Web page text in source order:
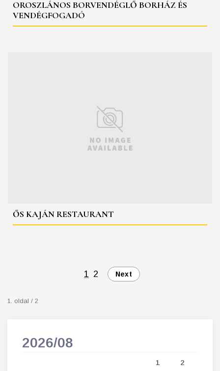
OROSZLÁNOS BORVENDÉGLŐ BORHÁZ ÉS
VENDÉGFOGADÓ
ŐS KAJÁN RESTAURANT
1 2 Next
1. oldal / 2
2026/08
1 2